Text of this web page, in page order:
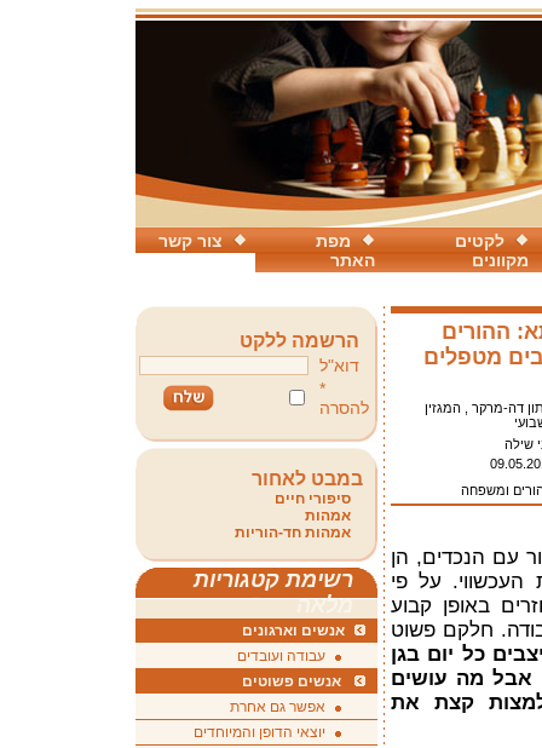
צור קשר
מפת
האתר
לקטים
מקוונים
ההורים
מטפלים
דה-מרקר , המגזין
שילה
ומשפחה
עם הנכדים, הן
העכשווי. על פי
עוזרים באופן קבוע
חלקם פשוט
כל יום בגן
אבל מה עושים
קצת את
הרשמה ללקט
דוא"ל
*
להסרה
במבט לאחור
סיפורי חיים
אמהות
אמהות חד-הוריות
רשימת קטגוריות
מלאה
אנשים וארגונים
עבודה ועובדים
אנשים פשוטים
אפשר גם אחרת
יוצאי הדופן והמיוחדים